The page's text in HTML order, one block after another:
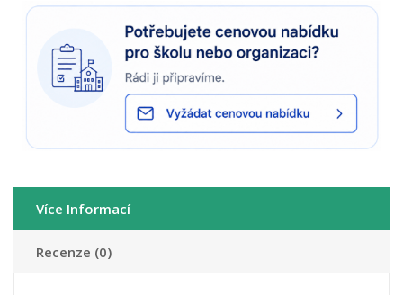
Více Informací
Recenze (0)